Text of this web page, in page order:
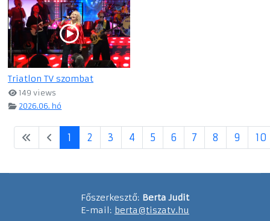
Triatlon TV szombat
149 views
2026.06. hó
1 2 3 4 5 6 7 8 9 10
Főszerkesztő: Berta Judit
E-mail: berta@tiszatv.hu